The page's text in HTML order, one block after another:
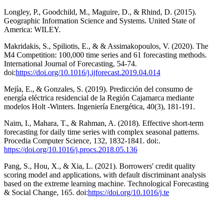
Longley, P., Goodchild, M., Maguire, D., & Rhind, D. (2015).
Geographic Information Science and Systems. United State of
America: WILEY.
Makridakis, S., Spiliotis, E., & & Assimakopoulos, V. (2020). The
M4 Competition: 100,000 time series and 61 forecasting methods.
International Journal of Forecasting, 54-74.
doi:https://doi.org/10.1016/j.ijforecast.2019.04.014
Mejía, E., & Gonzales, S. (2019). Predicción del consumo de
energía eléctrica residencial de la Región Cajamarca mediante
modelos Holt -Winters. Ingeniería Energética, 40(3), 181-191.
Naim, I., Mahara, T., & Rahman, A. (2018). Effective short-term
forecasting for daily time series with complex seasonal patterns.
Procedia Computer Science, 132, 1832-1841. doi:.
https://doi.org/10.1016/j.procs.2018.05.136
Pang, S., Hou, X., & Xia, L. (2021). Borrowers' credit quality
scoring model and applications, with default discriminant analysis
based on the extreme learning machine. Technological Forecasting
& Social Change, 165. doi:https://doi.org/10.1016/j.te